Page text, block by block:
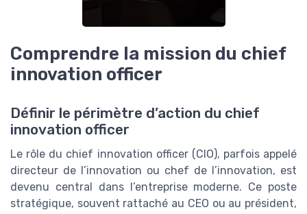
Comprendre la mission du chief
innovation officer
Définir le périmètre d’action du chief
innovation officer
Le rôle du chief innovation officer (CIO), parfois appelé
directeur de l’innovation ou chef de l’innovation, est
devenu central dans l’entreprise moderne. Ce poste
stratégique, souvent rattaché au CEO ou au président,